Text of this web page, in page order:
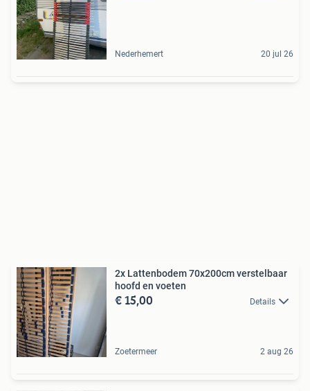
Nederhemert 20 jul 26
2x Lattenbodem 70x200cm verstelbaar
hoofd en voeten
€ 15,00 Details
Zoetermeer 2 aug 26